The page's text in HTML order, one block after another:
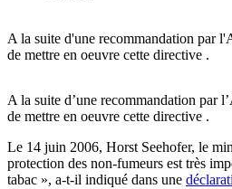
A la suite d'une recommandation par
de mettre en oeuvre cette directive .
A la suite d’une recommandation par
de mettre en oeuvre cette directive .
Le 14 juin 2006, Horst Seehofer, le
protection des non-fumeurs est très
tabac », a-t-il indiqué dans une